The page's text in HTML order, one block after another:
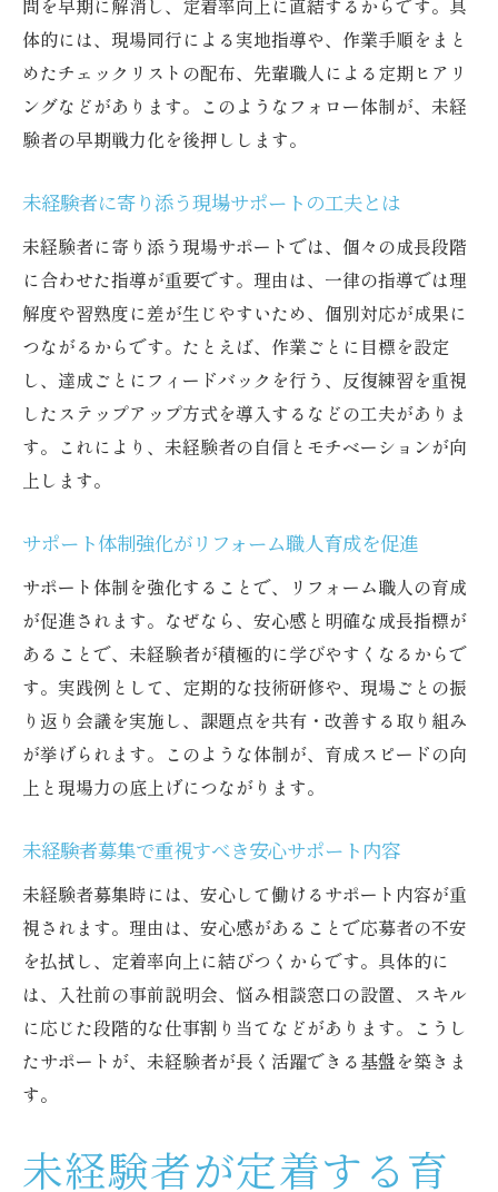
問を早期に解消し、定着率向上に直結するからです。具
体的には、現場同行による実地指導や、作業手順をまと
めたチェックリストの配布、先輩職人による定期ヒアリ
ングなどがあります。このようなフォロー体制が、未経
験者の早期戦力化を後押しします。
未経験者に寄り添う現場サポートの工夫とは
未経験者に寄り添う現場サポートでは、個々の成長段階
に合わせた指導が重要です。理由は、一律の指導では理
解度や習熟度に差が生じやすいため、個別対応が成果に
つながるからです。たとえば、作業ごとに目標を設定
し、達成ごとにフィードバックを行う、反復練習を重視
したステップアップ方式を導入するなどの工夫がありま
す。これにより、未経験者の自信とモチベーションが向
上します。
サポート体制強化がリフォーム職人育成を促進
サポート体制を強化することで、リフォーム職人の育成
が促進されます。なぜなら、安心感と明確な成長指標が
あることで、未経験者が積極的に学びやすくなるからで
す。実践例として、定期的な技術研修や、現場ごとの振
り返り会議を実施し、課題点を共有・改善する取り組み
が挙げられます。このような体制が、育成スピードの向
上と現場力の底上げにつながります。
未経験者募集で重視すべき安心サポート内容
未経験者募集時には、安心して働けるサポート内容が重
視されます。理由は、安心感があることで応募者の不安
を払拭し、定着率向上に結びつくからです。具体的に
は、入社前の事前説明会、悩み相談窓口の設置、スキル
に応じた段階的な仕事割り当てなどがあります。こうし
たサポートが、未経験者が長く活躍できる基盤を築きま
す。
未経験者が定着する育